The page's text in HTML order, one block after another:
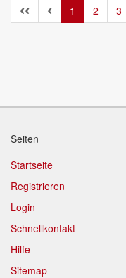
1
2 3
Seiten
Startseite
Registrieren
Login
Schnellkontakt
Hilfe
Sitemap